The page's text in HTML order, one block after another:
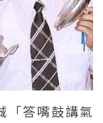
「答嘴鼓講氣